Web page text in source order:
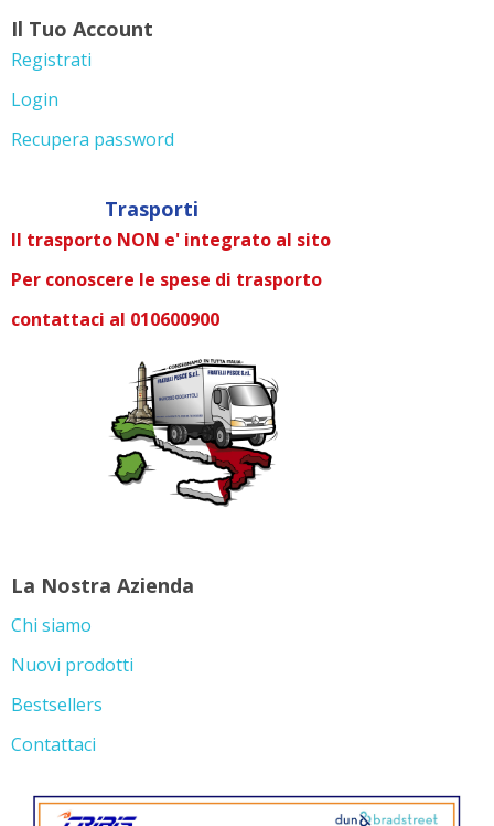
Il Tuo Account
Registrati
Login
Recupera password
Trasporti
Il trasporto NON e' integrato al sito
Per conoscere le spese di trasporto
contattaci al 010600900
La Nostra Azienda
Chi siamo
Nuovi prodotti
Bestsellers
Contattaci